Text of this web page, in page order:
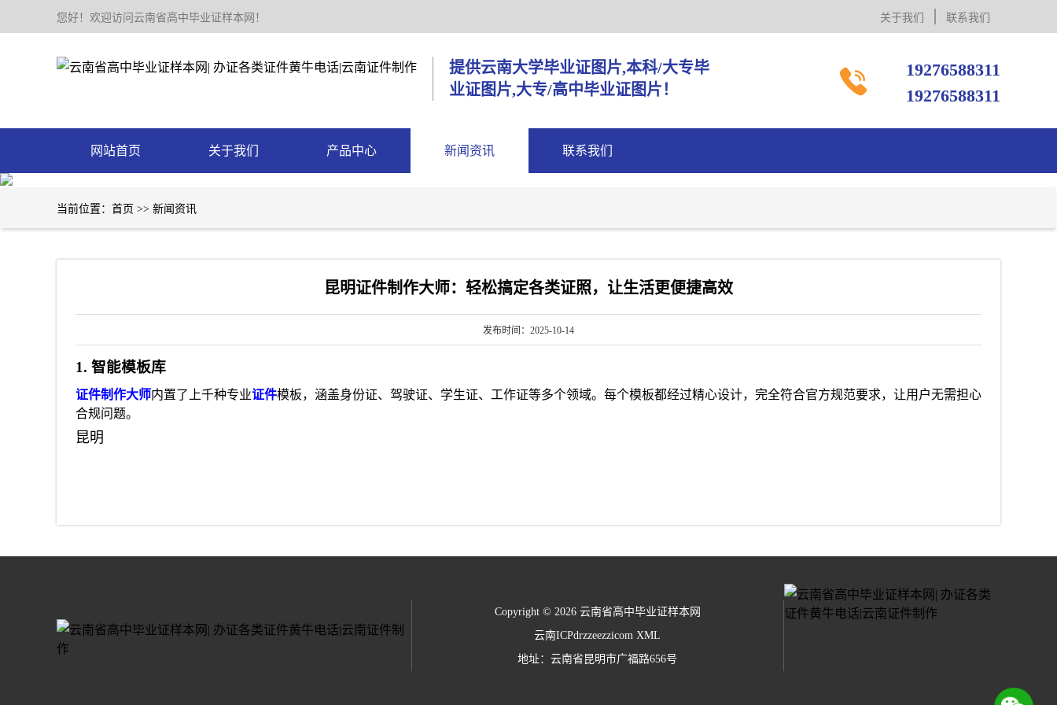
您好！欢迎访问云南省高中毕业证样本网！ 关于我们 联系我们
提供云南大学毕业证图片,本科/大专毕
业证图片,大专/高中毕业证图片！

19276588311
19276588311
网站首页 关于我们 产品中心 新闻资讯 联系我们
当前位置： 首页 >> 新闻资讯
昆明证件制作大师：轻松搞定各类证照，让生活更便捷高效
发布时间：2025-10-14
1. 智能模板库
证件制作大师内置了上千种专业证件模板，涵盖身份证、驾驶证、学生证、工作证等多个领域。每个模板都经过精心设计，完全符合官方规范要求，让用户无需担心
合规问题。
昆明
Copyright © 2026 云南省高中毕业证样本网
云南ICPdrzzeezzicom XML
地址：云南省昆明市广福路656号